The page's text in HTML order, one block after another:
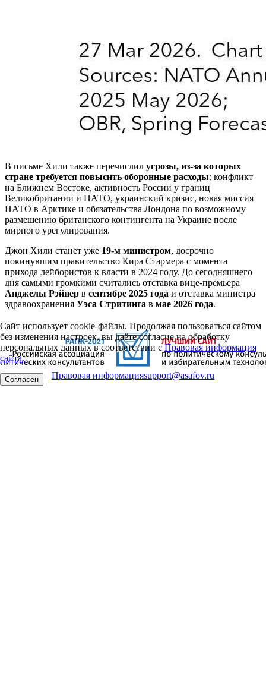
В письме Хили также перечислил угрозы, из-за которых
стране требуется повысить оборонные расходы: конфликт
на Ближнем Востоке, активность России у границ
Великобритании и НАТО, украинский кризис, новая миссия
НАТО в Арктике и обязательства Лондона по возможному
размещению британского контингента на Украине после
мирного урегулирования.
Джон Хили станет уже 19-м министром, досрочно
покинувшим правительство Кира Стармера с момента
прихода лейбористов к власти в 2024 году. До сегодняшнего
дня самыми громкими считались отставка вице-премьера
Анджелы Рэйнер в сентябре 2025 года и отставка министра
здравоохранения Уэса Стритинга в мае 2026 года.
Сайт использует cookie-файлы. Продолжая пользоваться сайтом
без изменения настроек, вы даёте согласие на обработку
персональных данных в соответствии сПравовая информация
сайта.
Согласен Правовая информацияsupport@asafov.ru